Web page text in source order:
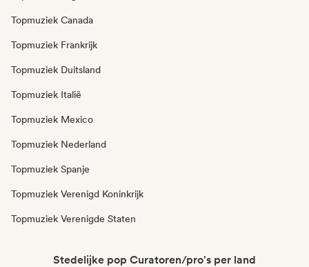
Topmuziek Canada
Topmuziek Frankrijk
Topmuziek Duitsland
Topmuziek Italië
Topmuziek Mexico
Topmuziek Nederland
Topmuziek Spanje
Topmuziek Verenigd Koninkrijk
Topmuziek Verenigde Staten
Stedelijke pop Curatoren/pro's per land